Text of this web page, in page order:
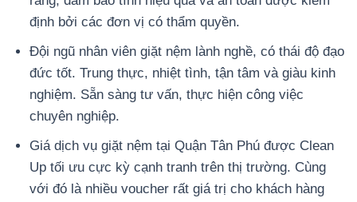
định bởi các đơn vị có thẩm quyền.
Đội ngũ nhân viên giặt nệm lành nghề, có thái độ đạo
đức tốt. Trung thực, nhiệt tình, tận tâm và giàu kinh
nghiệm. Sẵn sàng tư vấn, thực hiện công việc
chuyên nghiệp.
Giá dịch vụ giặt nệm tại Quận Tân Phú được Clean
Up tối ưu cực kỳ cạnh tranh trên thị trường. Cùng
với đó là nhiều voucher rất giá trị cho khách hàng